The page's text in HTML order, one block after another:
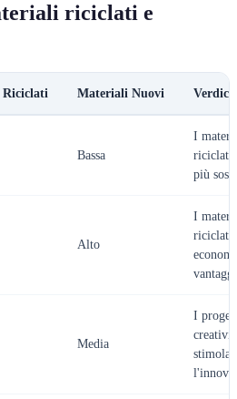
riciclati e
Materiali Nuovi Verdict
Bassa
I
riciclati
più
Alto
I
riciclati
Media
I
creativi